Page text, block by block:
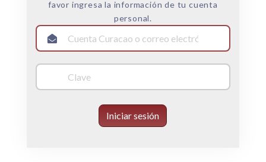
favor ingresa la información de tu cuenta
personal.